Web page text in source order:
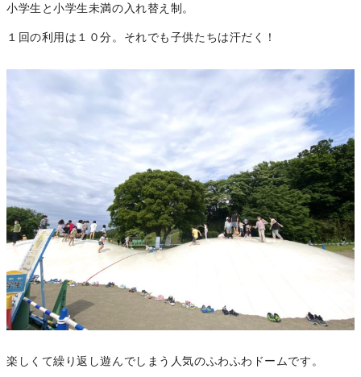
小学生と小学生未満の入れ替え制。
１回の利用は１０分。それでも子供たちは汗だく！
楽しくて繰り返し遊んでしまう人気のふわふわドームです。